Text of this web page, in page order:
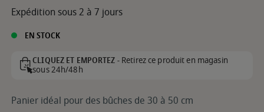
Expédition sous 2 à 7 jours
EN STOCK
CLIQUEZ ET EMPORTEZ -Retirez ce produit en magasin
sous 24h/48h
Panier idéal pour des bûches de 30 à 50 cm